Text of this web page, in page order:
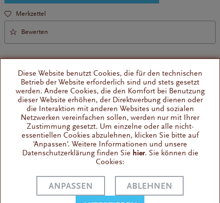
Merkzettel
Bewerten
Brühkopfdichtung La Piccola
Innendurchmesser 42 mm
Wissenswertes
Brühkopfdichtung La Piccola Technische Daten: 5 cm
Bewertungen
Diese Website benutzt Cookies, die für den technischen
Betrieb der Website erforderlich sind und stets gesetzt
werden. Andere Cookies, die den Komfort bei Benutzung
dieser Website erhöhen, der Direktwerbung dienen oder
die Interaktion mit anderen Websites und sozialen
Netzwerken vereinfachen sollen, werden nur mit Ihrer
Zustimmung gesetzt. Um einzelne oder alle nicht-
essentiellen Cookies abzulehnen, klicken Sie bitte auf
'Anpassen'. Weitere Informationen und unsere
Datenschutzerklärung finden Sie hier. Sie können die
Cookies:
ANPASSEN
ABLEHNEN